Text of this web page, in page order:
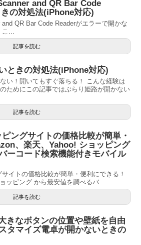
and QR Bar Code
の対処法(iPhone対応)
QR Bar Code Readerがエラーで開かな
...
記事を読む
ときの対処法(iPhone対応)
い！開いてもすぐ落ちる！ こんな経験は
ためにこの記事ではぶらり姫路が開かない
記事を読む
ングサイトの価格比較が簡単・
、楽天、Yahoo! ショッピング
ーコード検索機能付きモバイル
イトの価格比較が簡単・便利にできる！
ッピング から最安値を調べるバ...
記事を読む
きなボタンの位置や壁紙を自由
タマイズ電卓が開かないときの